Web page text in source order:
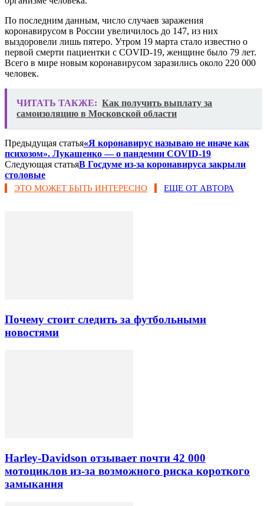
По последним данным, число случаев заражения
коронавирусом в России увеличилось до 147, из них
выздоровели лишь пятеро. Утром 19 марта стало известно о
первой смерти пациентки с COVID-19, женщине было 79 лет.
Всего в мире новым коронавирусом заразились около 220 000
человек.
ЧИТАТЬ ТАКЖЕ: Как получить выплату за
самоизоляцию в Московской области
Предыдущая статья«Я коронавирус называю не иначе как
психозом». Лукашенко — о пандемии COVID-19
Следующая статьяВ Госдуме из-за коронавируса закрыли
столовые
ЭТО МОЖЕТ БЫТЬ ИНТЕРЕСНО ЕЩЕ ОТ АВТОРА
Почему стоит следить за футбольными
новостями
Harley-Davidson отзывает почти 42 000
мотоциклов из-за возможного риска короткого
замыкания